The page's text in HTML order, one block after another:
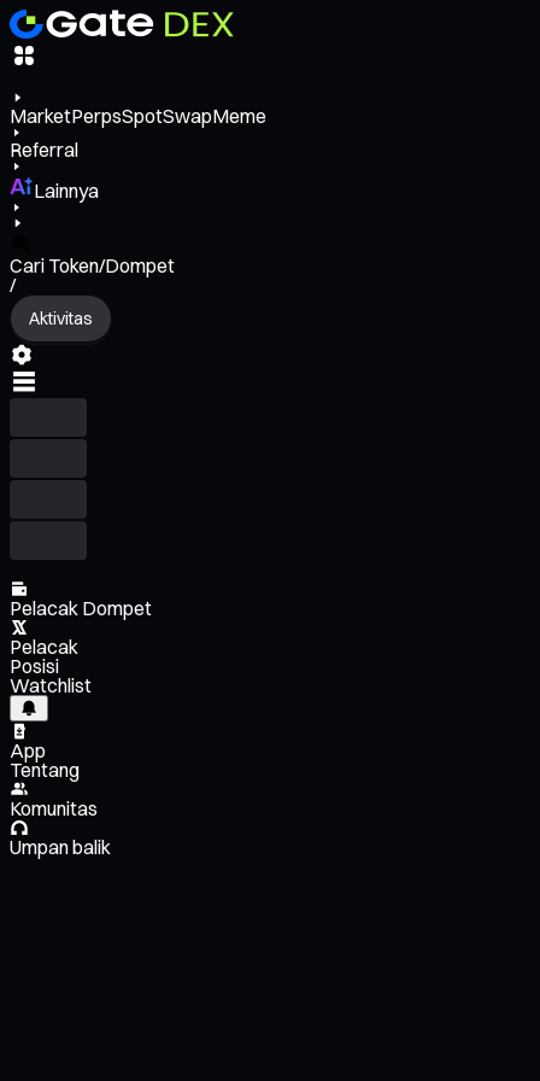
MarketPerpsSpotSwapMeme
Referral
Lainnya
Cari Token/Dompet
/
Aktivitas
Pelacak Dompet
Pelacak
Posisi
Watchlist
App
Tentang
Komunitas
Umpan balik